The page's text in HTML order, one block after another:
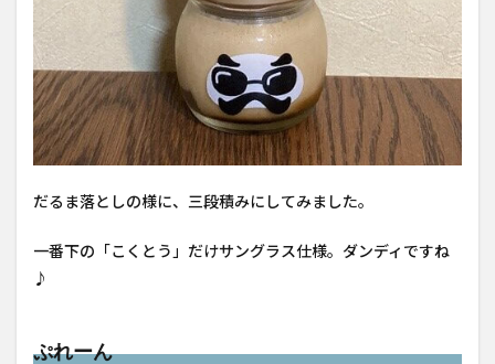
だるま落としの様に、三段積みにしてみました。
一番下の「こくとう」だけサングラス仕様。ダンディですね
♪
ぷれーん